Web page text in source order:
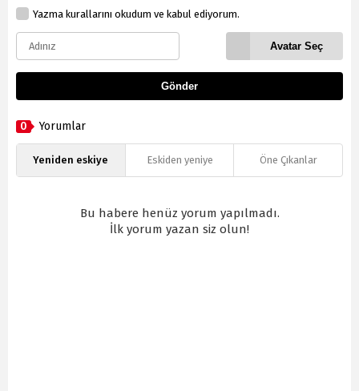
Yazma kurallarını okudum ve kabul ediyorum.
Avatar Seç
Gönder
0 Yorumlar
Yeniden eskiye Eskiden yeniye Öne Çıkanlar
Bu habere henüz yorum yapılmadı.
İlk yorum yazan siz olun!